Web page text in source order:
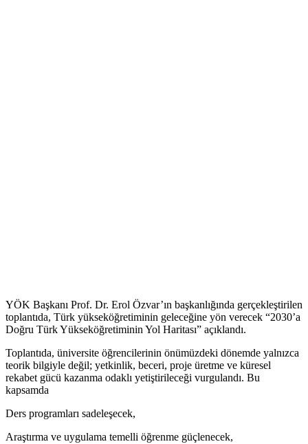
YÖK Başkanı Prof. Dr. Erol Özvar’ın başkanlığında gerçekleştirilen
toplantıda, Türk yükseköğretiminin geleceğine yön verecek “2030’a
Doğru Türk Yükseköğretiminin Yol Haritası” açıklandı.
Toplantıda, üniversite öğrencilerinin önümüzdeki dönemde yalnızca
teorik bilgiyle değil; yetkinlik, beceri, proje üretme ve küresel
rekabet gücü kazanma odaklı yetiştirileceği vurgulandı. Bu
kapsamda
Ders programları sadeleşecek,
Araştırma ve uygulama temelli öğrenme güçlenecek,